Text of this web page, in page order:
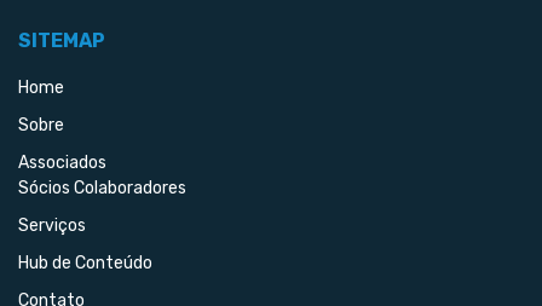
SITEMAP
Home
Sobre
Associados
Sócios Colaboradores
Serviços
Hub de Conteúdo
Contato